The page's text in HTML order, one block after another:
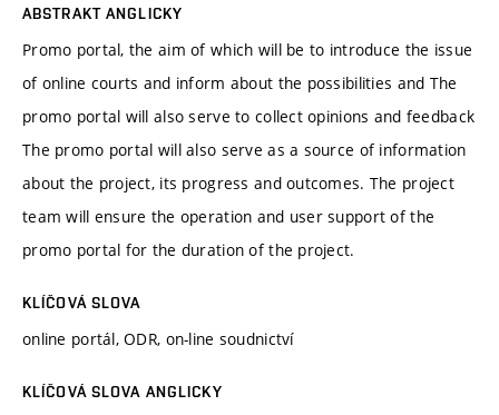
ABSTRAKT ANGLICKY
Promo portal, the aim of which will be to introduce the issue
of online courts and inform about the possibilities and The
promo portal will also serve to collect opinions and feedback
The promo portal will also serve as a source of information
about the project, its progress and outcomes. The project
team will ensure the operation and user support of the
promo portal for the duration of the project.
KLÍČOVÁ SLOVA
online portál, ODR, on-line soudnictví
KLÍČOVÁ SLOVA ANGLICKY